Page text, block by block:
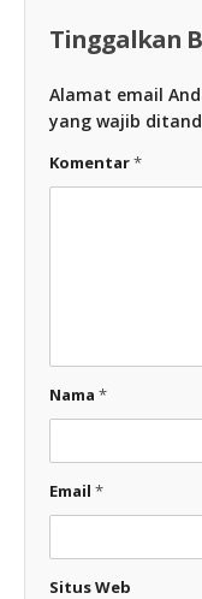
Tinggalkan
Alamat email
yang wajib
Komentar*
Nama *
Email *
Situs Web